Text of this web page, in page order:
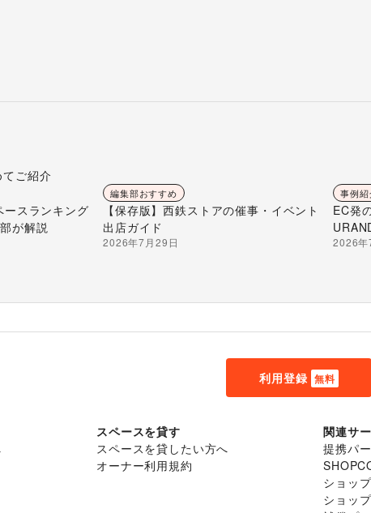
ご紹介
ースランキング
が解説
編集部おすすめ
【保存版】西鉄ストアの催事・イベント
出店ガイド
2026年7月29日
事例紹
EC発
で届け
2026年
利用登録 無料
スペースを貸す
スペースを貸したい方へ
オーナー利用規約
関連サ
提携パ
ショッ
ショッ